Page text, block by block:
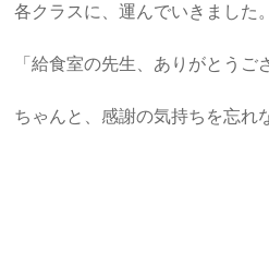
各クラスに、運んでいきました。
「給食室の先生、ありがとうご
ちゃんと、感謝の気持ちを忘れ